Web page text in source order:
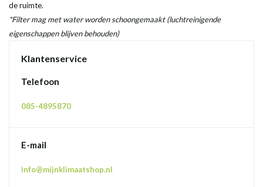
de ruimte.
*Filter mag met water worden schoongemaakt (luchtreinigende
eigenschappen blijven behouden)
Klantenservice
Telefoon
085-4895870
E-mail
info@mijnklimaatshop.nl